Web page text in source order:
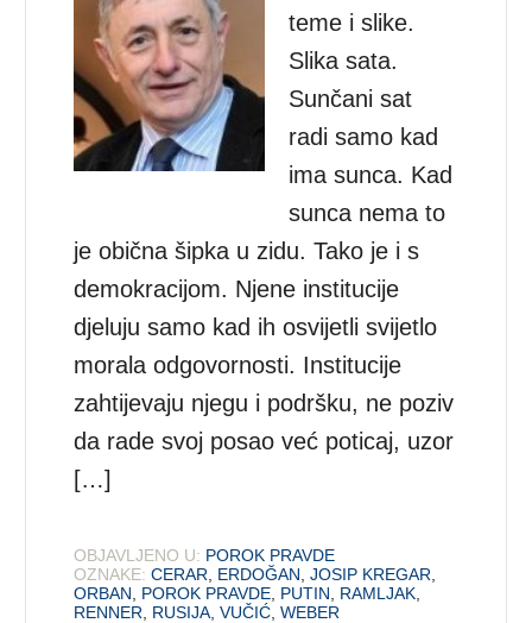
teme i slike.
Slika sata.
Sunčani sat
radi samo kad
ima sunca. Kad
sunca nema to
je obična šipka u zidu. Tako je i s
demokracijom. Njene institucije
djeluju samo kad ih osvijetli svijetlo
morala odgovornosti. Institucije
zahtijevaju njegu i podršku, ne poziv
da rade svoj posao već poticaj, uzor
[…]
OBJAVLJENO U: POROK PRAVDE
OZNAKE: CERAR ERDOĞAN ,JOSIP KREGAR
ORBAN
POROK PRAVDE PUTIN RAMLJAK
RENNER
RUSIJA ,VUČIĆ ,WEBER